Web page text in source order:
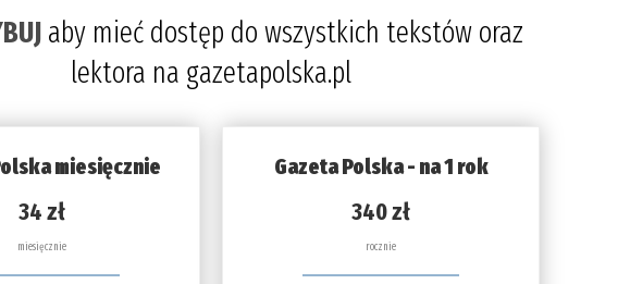
aby mieć dostęp do wszystkich tekstów oraz
lektora na gazetapolska.pl
miesięcznie
34 zł
miesięcznie
Gazeta Polska - na 1 rok
340 zł
rocznie